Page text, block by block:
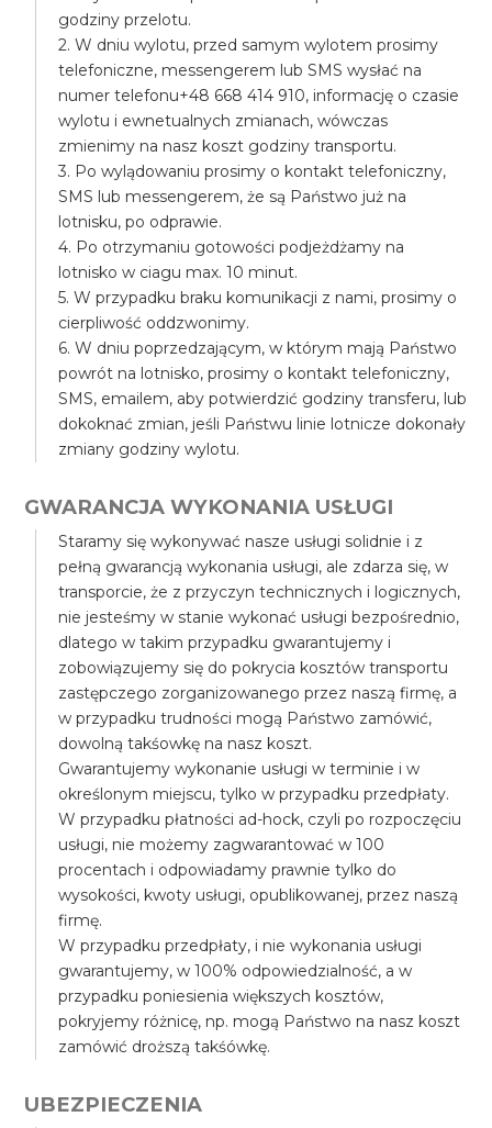
godziny przelotu.
2. W dniu wylotu, przed samym wylotem prosimy
telefoniczne, messengerem lub SMS wysłać na
numer telefonu+48 668 414 910, informację o czasie
wylotu i ewnetualnych zmianach, wówczas
zmienimy na nasz koszt godziny transportu.
3. Po wylądowaniu prosimy o kontakt telefoniczny,
SMS lub messengerem, że są Państwo już na
lotnisku, po odprawie.
4. Po otrzymaniu gotowości podjeżdżamy na
lotnisko w ciagu max. 10 minut.
5. W przypadku braku komunikacji z nami, prosimy o
cierpliwość oddzwonimy.
6. W dniu poprzedzającym, w którym mają Państwo
powrót na lotnisko, prosimy o kontakt telefoniczny,
SMS, emailem, aby potwierdzić godziny transferu, lub
dokoknać zmian, jeśli Państwu linie lotnicze dokonały
zmiany godziny wylotu.
GWARANCJA WYKONANIA USŁUGI
Staramy się wykonywać nasze usługi solidnie i z
pełną gwarancją wykonania usługi, ale zdarza się, w
transporcie, że z przyczyn technicznych i logicznych,
nie jesteśmy w stanie wykonać usługi bezpośrednio,
dlatego w takim przypadku gwarantujemy i
zobowiązujemy się do pokrycia kosztów transportu
zastępczego zorganizowanego przez naszą firmę, a
w przypadku trudności mogą Państwo zamówić,
dowolną takśowkę na nasz koszt.
Gwarantujemy wykonanie usługi w terminie i w
określonym miejscu, tylko w przypadku przedpłaty.
W przypadku płatności ad-hock, czyli po rozpoczęciu
usługi, nie możemy zagwarantować w 100
procentach i odpowiadamy prawnie tylko do
wysokości, kwoty usługi, opublikowanej, przez naszą
firmę.
W przypadku przedpłaty, i nie wykonania usługi
gwarantujemy, w 100% odpowiedzialność, a w
przypadku poniesienia większych kosztów,
pokryjemy różnicę, np. mogą Państwo na nasz koszt
zamówić droższą takśówkę.
UBEZPIECZENIA